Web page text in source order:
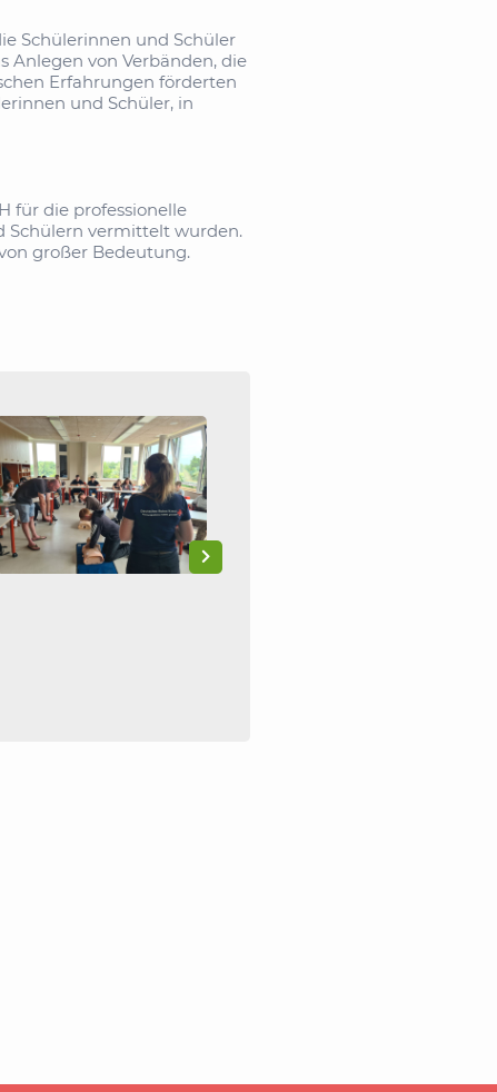
Schülerinnen und Schüler
Anlegen von Verbänden, die
Erfahrungen förderten
und Schüler, in
für die professionelle
Schülern vermittelt wurden.
großer Bedeutung.